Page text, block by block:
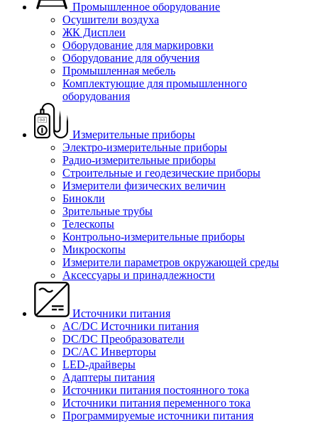
Промышленное оборудование
Осушители воздуха
ЖК Дисплеи
Оборудование для маркировки
Оборудование для обучения
Промышленная мебель
Комплектующие для промышленного
оборудования
Измерительные приборы
Электро-измерительные приборы
Радио-измерительные приборы
Строительные и геодезические приборы
Измерители физических величин
Бинокли
Зрительные трубы
Телескопы
Контрольно-измерительные приборы
Микроскопы
Измерители параметров окружающей среды
Аксессуары и принадлежности
Источники питания
AC/DC Источники питания
DC/DC Преобразователи
DC/AC Инверторы
LED-драйверы
Адаптеры питания
Источники питания постоянного тока
Источники питания переменного тока
Программируемые источники питания